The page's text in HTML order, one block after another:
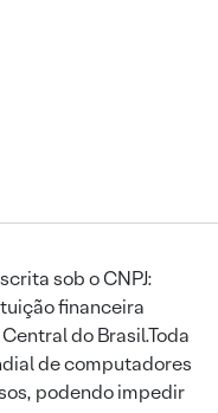
sob o CNPJ:
financeira
do Brasil.Toda
de computadores
podendo impedir